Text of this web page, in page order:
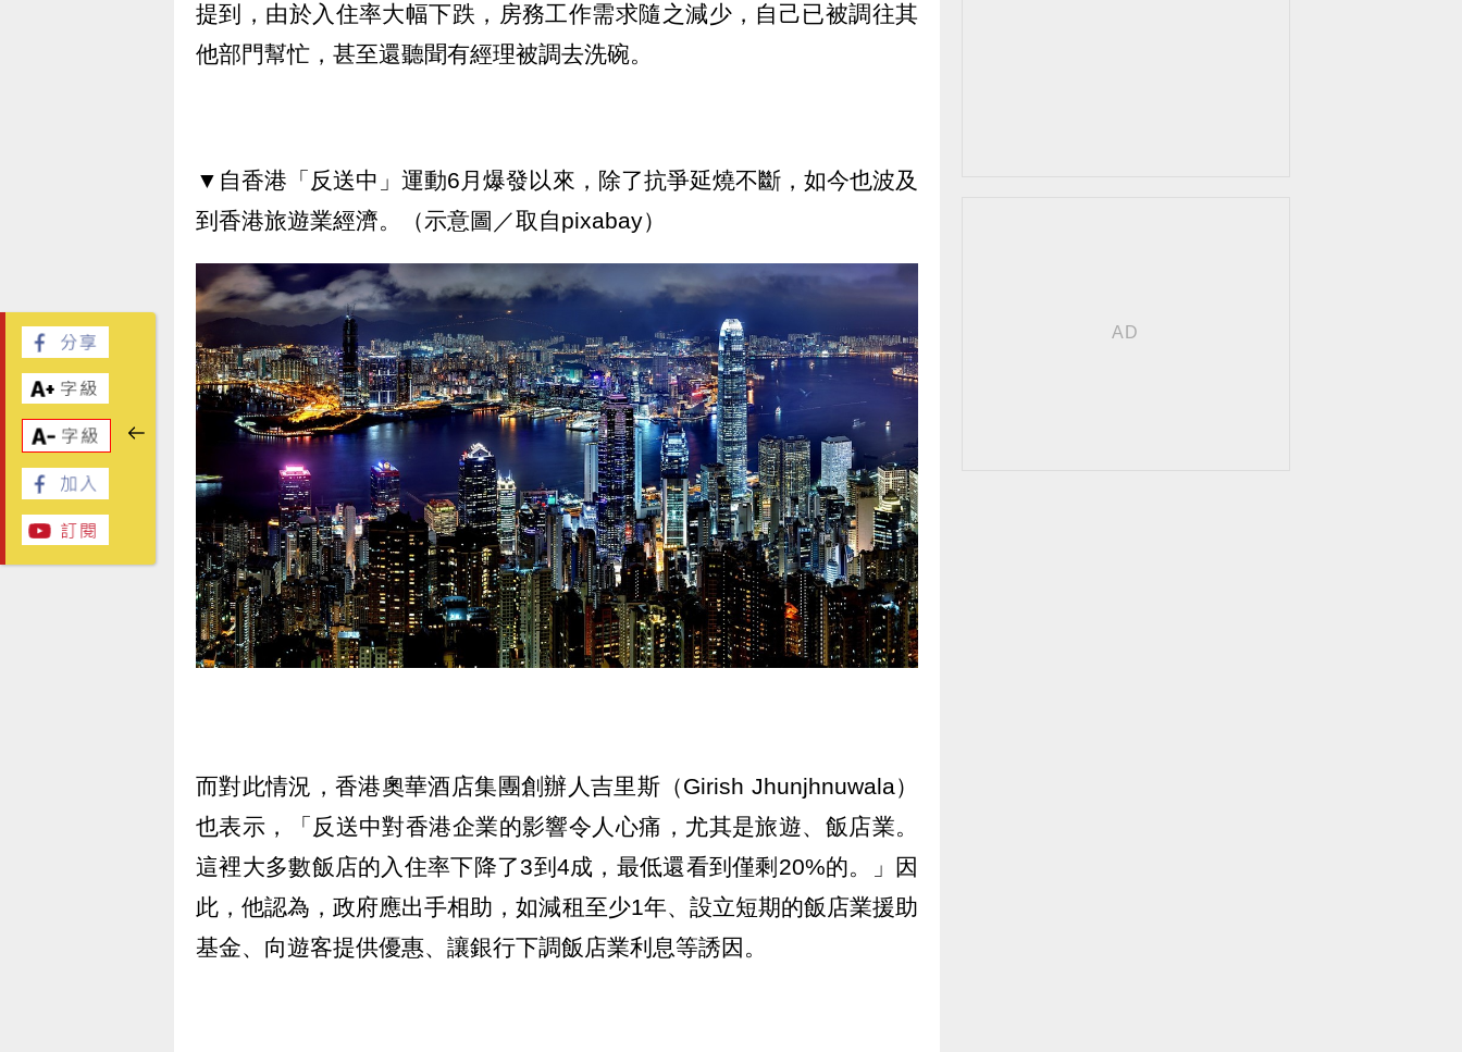
提到，由於入住率大幅下跌，房務工作需求隨之減少，自己已被調往其
他部門幫忙，甚至還聽聞有經理被調去洗碗。
▼自香港「反送中」運動6月爆發以來，除了抗爭延燒不斷，如今也波及
到香港旅遊業經濟。（示意圖／取自pixabay）
而對此情況，香港奧華酒店集團創辦人吉里斯（Girish Jhunjhnuwala）
也表示，「反送中對香港企業的影響令人心痛，尤其是旅遊、飯店業。
這裡大多數飯店的入住率下降了3到4成，最低還看到僅剩20%的。」因
此，他認為，政府應出手相助，如減租至少1年、設立短期的飯店業援助
基金、向遊客提供優惠、讓銀行下調飯店業利息等誘因。